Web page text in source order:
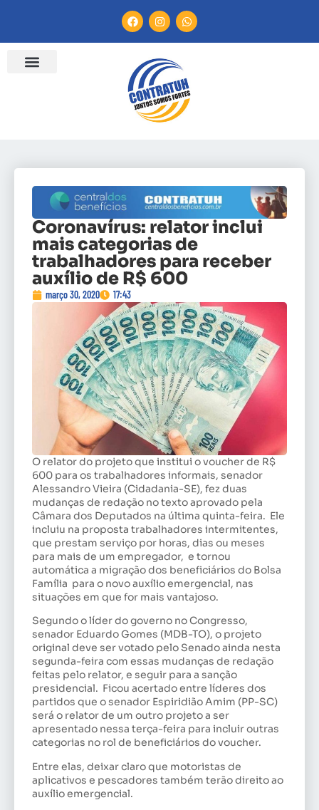
Coronavírus: relator inclui
mais categorias de
trabalhadores para receber
auxílio de R$ 600
março 30, 2020 17:43
O relator do projeto que institui o voucher de R$
600 para os trabalhadores informais, senador
Alessandro Vieira (Cidadania-SE), fez duas
mudanças de redação no texto aprovado pela
Câmara dos Deputados na última quinta-feira. Ele
incluiu na proposta trabalhadores intermitentes,
que prestam serviço por horas, dias ou meses
para mais de um empregador, e tornou
automática a migração dos beneficiários do Bolsa
Família para o novo auxílio emergencial, nas
situações em que for mais vantajoso.
Segundo o líder do governo no Congresso,
senador Eduardo Gomes (MDB-TO), o projeto
original deve ser votado pelo Senado ainda nesta
segunda-feira com essas mudanças de redação
feitas pelo relator, e seguir para a sanção
presidencial. Ficou acertado entre líderes dos
partidos que o senador Espiridião Amim (PP-SC)
será o relator de um outro projeto a ser
apresentado nessa terça-feira para incluir outras
categorias no rol de beneficiários do voucher.
Entre elas, deixar claro que motoristas de
aplicativos e pescadores também terão direito ao
auxílio emergencial.